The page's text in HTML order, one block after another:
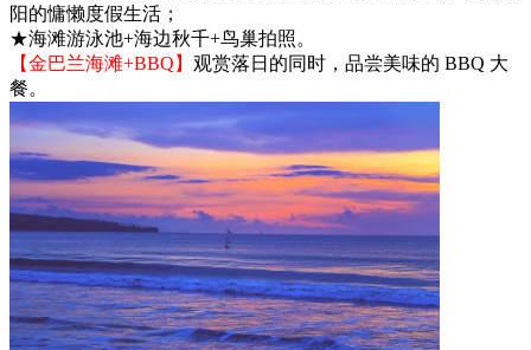
阳的慵懒度假生活；
★海滩游泳池+海边秋千+鸟巢拍照。
【金巴兰海滩+BBQ】 观赏落日的同时，品尝美味的 BBQ 大
餐。